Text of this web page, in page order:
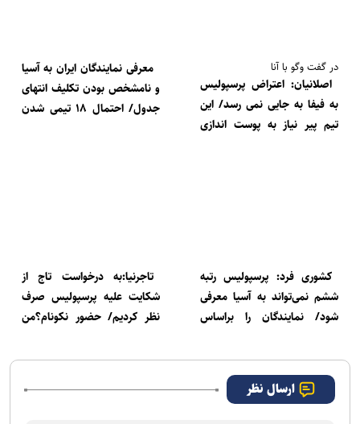
در گفت وگو با آنا
اصلانیان: اعتراض پرسپولیس
به فیفا به جایی نمی رسد/ این
تیم پیر نیاز به پوست اندازی
معرفی نمایندگان ایران به آسیا
و نامشخص بودن تکلیف انتهای
جدول/ احتمال ۱۸ تیمی شدن
کشوری فرد: پرسپولیس رتبه
ششم نمی‌تواند به آسیا معرفی
شود/ نمایندگان را براساس
می‌کنیم
تاجرنیا:به درخواست تاج از
شکایت علیه پرسپولیس صرف
نظر کردیم/ حضور نکونام؟من
ارسال نظر